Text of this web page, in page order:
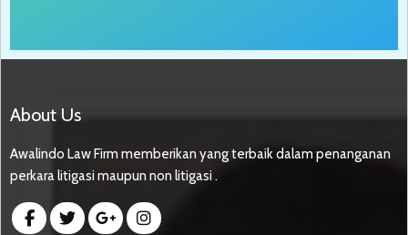
About Us
Awalindo Law Firm memberikan yang terbaik dalam penanganan
perkara litigasi maupun non litigasi .